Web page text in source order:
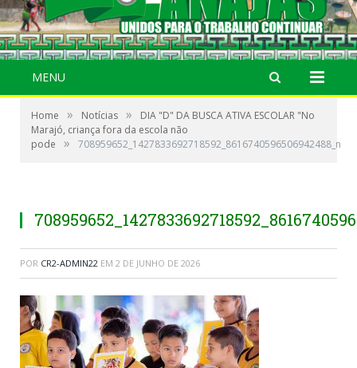
MENU
Home » Notícias »
DIA "D" DA BUSCA ATIVA ESCOLAR "No
Marajó, criança fora da escola não
pode
» 708959652_1427833692718592_8616740596506942488_n
POR CR2-ADMIN22 EM 2 DE JUNHO DE 2026